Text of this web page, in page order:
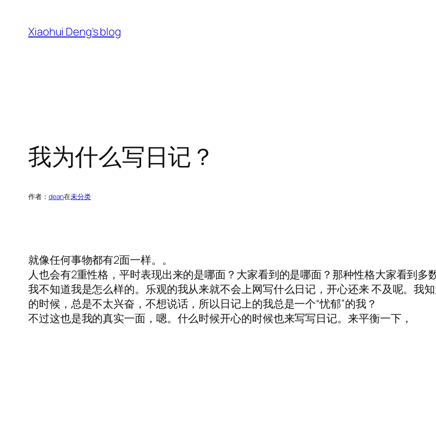
Xiaohui Deng's blog
我为什么写日记？
作者： dean在未分类
就像任何事物都有2面一样。。
人也会有2重性格，平时表现出来的是哪面？大家看到的是哪面？那种性格大家看到多
我不知道我是怎么样的。乐观的我从来就不会上网写什么日记，开心还来 不及呢。我
的时候，总是不太兴奋，不想说话，所以日记上的我总是一个“忧郁”的我？
不过这也是我的真实一面，嗯。什么时候开心的时候也来写写日记。来平衡一下，